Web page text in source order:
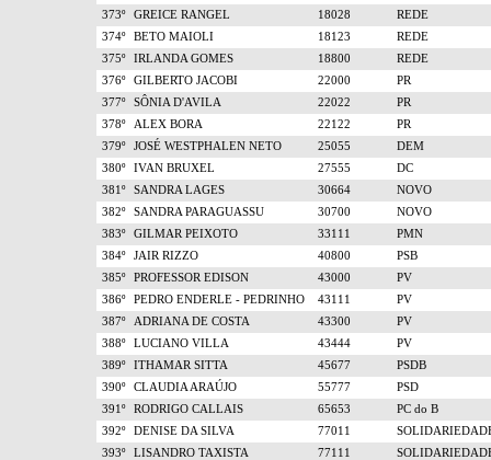
373º
GREICE RANGEL 18028
REDE
374º
BETO MAIOLI 18123
REDE
375º
IRLANDA GOMES 18800
REDE
376º
GILBERTO JACOBI 22000
PR
377º
SÔNIA D'AVILA 22022
PR
378º
ALEX BORA 22122
PR
379º
JOSÉ WESTPHALEN NETO 25055
DEM
380º
IVAN BRUXEL 27555
DC
381º
SANDRA LAGES 30664
NOVO
382º
SANDRA PARAGUASSU 30700
NOVO
383º
GILMAR PEIXOTO 33111
PMN
384º
JAIR RIZZO 40800
PSB
385º
PROFESSOR EDISON 43000
PV
386º
PEDRO ENDERLE - PEDRINHO 43111
PV
387º
ADRIANA DE COSTA 43300
PV
388º
LUCIANO VILLA 43444
PV
389º
ITHAMAR SITTA 45677
PSDB
390º
CLAUDIA ARAÚJO 55777
PSD
391º
RODRIGO CALLAIS 65653
PC do B
392º
DENISE DA SILVA 77011
393º
LISANDRO TAXISTA 77111